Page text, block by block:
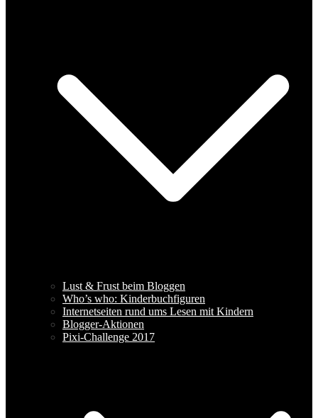
Lust & Frust beim Bloggen
Who’s who: Kinderbuchfiguren
Internetseiten rund ums Lesen mit Kindern
Blogger-Aktionen
Pixi-Challenge 2017